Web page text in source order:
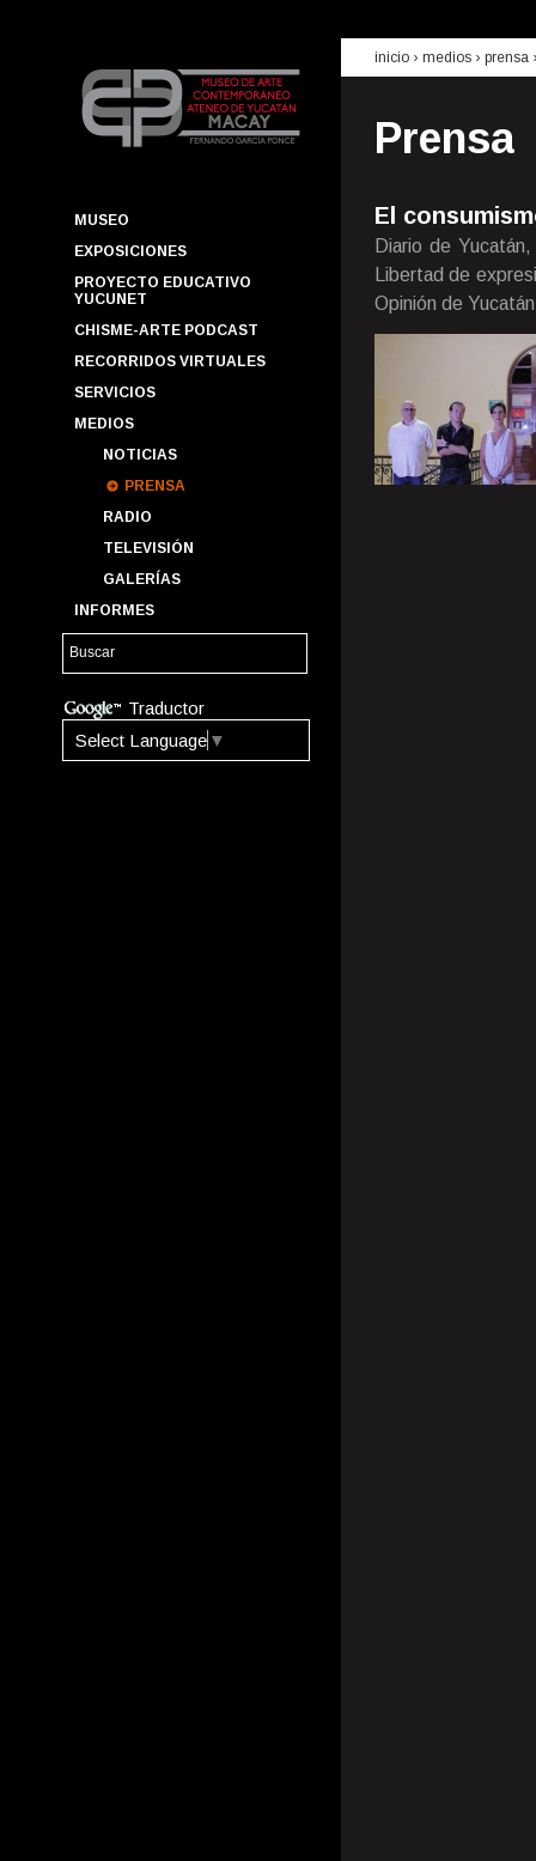
MUSEO
EXPOSICIONES
PROYECTO EDUCATIVO
YUCUNET
CHISME-ARTE PODCAST
RECORRIDOS VIRTUALES
SERVICIOS
MEDIOS
NOTICIAS
PRENSA
RADIO
TELEVISIÓN
GALERÍAS
INFORMES
Traductor
Select Language ▼
inicio › medios › prensa
Prensa
El
Diario de
Libertad de
Opinión de